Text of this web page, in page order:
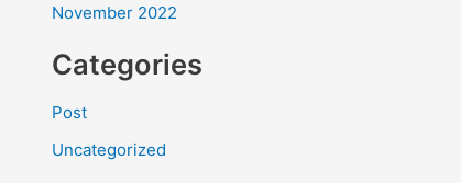
November 2022
Categories
Post
Uncategorized